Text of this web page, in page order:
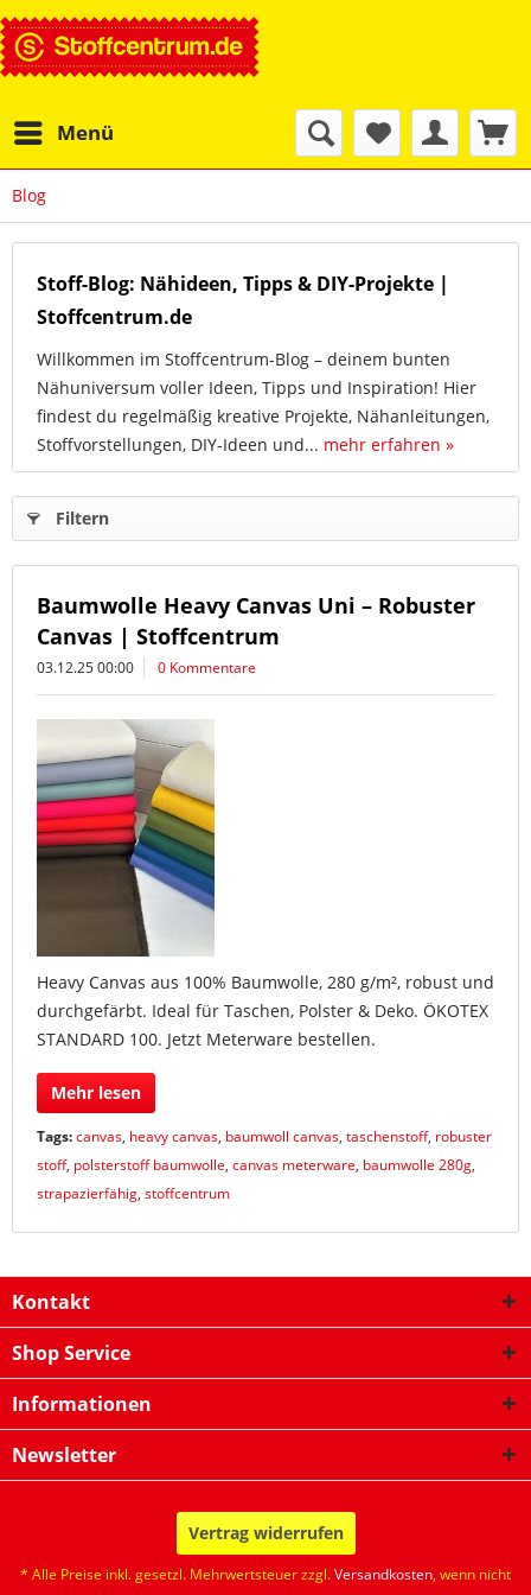
Menü
Blog
Stoff-Blog: Nähideen, Tipps & DIY-Projekte |
Stoffcentrum.de
Willkommen im Stoffcentrum-Blog – deinem bunten
Nähuniversum voller Ideen, Tipps und Inspiration! Hier
findest du regelmäßig kreative Projekte, Nähanleitungen,
Stoffvorstellungen, DIY-Ideen und... mehr erfahren »
Filtern
Baumwolle Heavy Canvas Uni – Robuster
Canvas | Stoffcentrum
03.12.25 00:00 0 Kommentare
Heavy Canvas aus 100% Baumwolle, 280 g/m², robust und
durchgefärbt. Ideal für Taschen, Polster & Deko. ÖKOTEX
STANDARD 100. Jetzt Meterware bestellen.
Mehr lesen
Tags:canvas, heavy canvas, baumwoll canvas, taschenstoff, robuster
stoff, polsterstoff baumwolle, canvas meterware, baumwolle 280g,
strapazierfähig, stoffcentrum
Kontakt
Shop Service
Informationen
Newsletter
Vertrag widerrufen
* Alle Preise inkl. gesetzl. Mehrwertsteuer zzgl.Versandkosten, wenn nicht